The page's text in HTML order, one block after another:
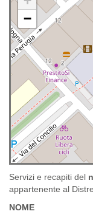
−
Servizi e recapiti del
appartenente al
NOME